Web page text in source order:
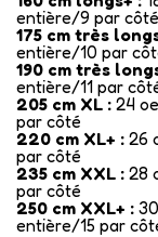
entière/9 par côté
175 cm très
entière/10 par
190 cm très
entière/11 par
205 cm XL : 24
par côté
220 cm XL+ : 26
par côté
235 cm XXL : 28
par côté
250 cm XXL+ :
entière/15 par